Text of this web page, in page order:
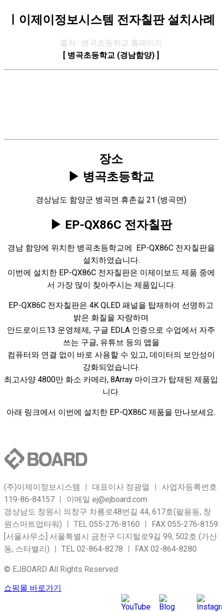
ㅣ이제이정보시스템 전자칠판 설치사례
출처 : 병곡초등학교 홈페이지
[ 병곡초등학교 (경남함양) ]
장소
▶ 병곡초등학교
경상남도 함양군 병곡면 휴촌길 21 (병곡면)
▶ EP-QX86C 전자칠판
경남 함양에 위치한 병곡초등학교에 EP-QX86C 전자칠판을
설치하였습니다.
이번에 설치한 EP-QX86C 전자칠판은 이제이보드 제품 중에
서 가장 많이 찾아주시는 제품입니다.
EP-QX86C 전자칠판은 4K QLED 패널을 탑재하여 선명하고
밝은 화질을 자랑하며
안드로이드13 운영체제, 구글 EDLA 인증으로 수업에서 자주
쓰는 구글, 유튜브 등의 앱을
컴퓨터와 연결 없이 바로 사용할 수 있고, 데이터의 보안성이
강화되었습니다.
최고사양 4800만 화소 카메라, 8Array 마이크가 탑재된 제품입
니다.
아래 링크에서 이번에 설치한 EP-QX86C 제품을 만나보세요.
(주)이제이정보시스템 ㅣ 대표이사 정광열 ㅣ 사업자등록번호
119-86-84157 ㅣ 이메일 ej@ejboard.com
경상남도 창원시 의창구 차룡로48번길 44, 617호(팔용동, 창
원스마트업타워) ㅣ TEL 055-276-8160 ㅣ FAX 055-276-8159
[서울사무소] 서울특별시 금천구 디지털로9길 99, 502호 (가산
동, 스타밸리) ㅣ TEL 02-864-8278 ㅣ FAX 02-864-8280
© EJBOARD All Rights Reserved
쇼핑몰 바로가기